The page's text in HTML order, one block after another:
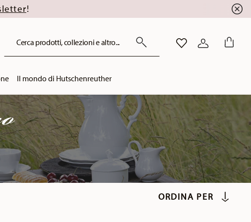
!
Cerca prodotti, collezioni e altro... LISTA DESIDERI
ACCEDI
Il mondo di Hutschenreuther